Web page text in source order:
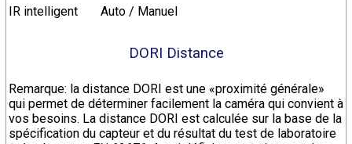
IR intelligent
Auto / Manuel
DORI Distance
Remarque: la distance DORI est une «proximité générale»
qui permet de déterminer facilement la caméra qui convient à
vos besoins. La distance DORI est calculée sur la base de la
spécification du capteur et du résultat du test de laboratoire